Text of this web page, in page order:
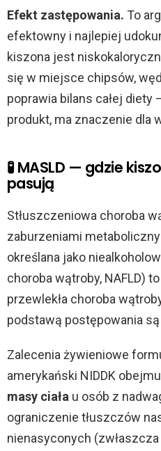
Efekt zastępowania. To
efektowny i najlepiej
kiszona jest
się w miejsce chipsów,
poprawia bilans całej diety
produkt, ma znaczenie dla
🧪 MASLD — gdzie
pasują
Stłuszczeniowa choroba
zaburzeniami
określana jako
choroba wątroby, NAFLD)
przewlekła choroba
podstawą postępowania
Zalecenia żywieniowe
amerykański NIDDK
masy ciała u osób z
ograniczenie tłuszczów
nienasyconych